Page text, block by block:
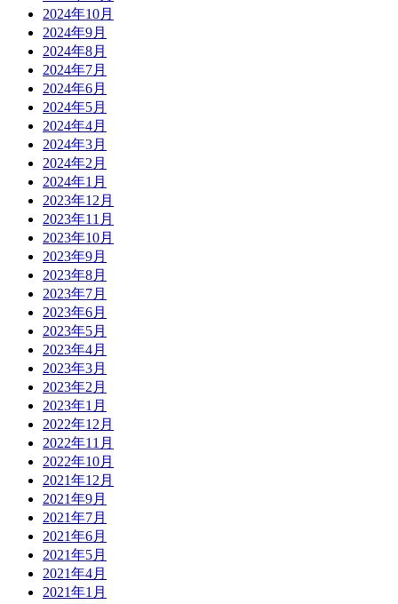
2024年10月
2024年9月
2024年8月
2024年7月
2024年6月
2024年5月
2024年4月
2024年3月
2024年2月
2024年1月
2023年12月
2023年11月
2023年10月
2023年9月
2023年8月
2023年7月
2023年6月
2023年5月
2023年4月
2023年3月
2023年2月
2023年1月
2022年12月
2022年11月
2022年10月
2021年12月
2021年9月
2021年7月
2021年6月
2021年5月
2021年4月
2021年1月